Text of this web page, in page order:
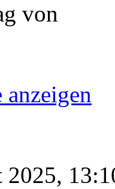
von
2025,